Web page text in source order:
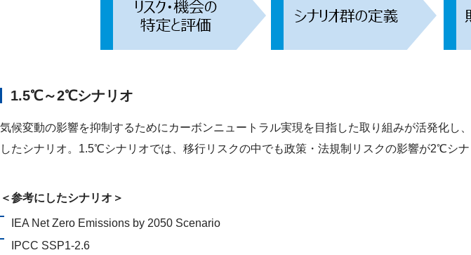
1.5℃～2℃シナリオ
気候変動の影響を抑制するためにカーボンニュートラル実現を目指した取り組みが活発化
したシナリオ。1.5℃シナリオでは、移行リスクの中でも政策・法規制リスクの影響が2℃シナ
＜参考にしたシナリオ＞
IEA Net Zero Emissions by 2050 Scenario
IPCC SSP1-2.6